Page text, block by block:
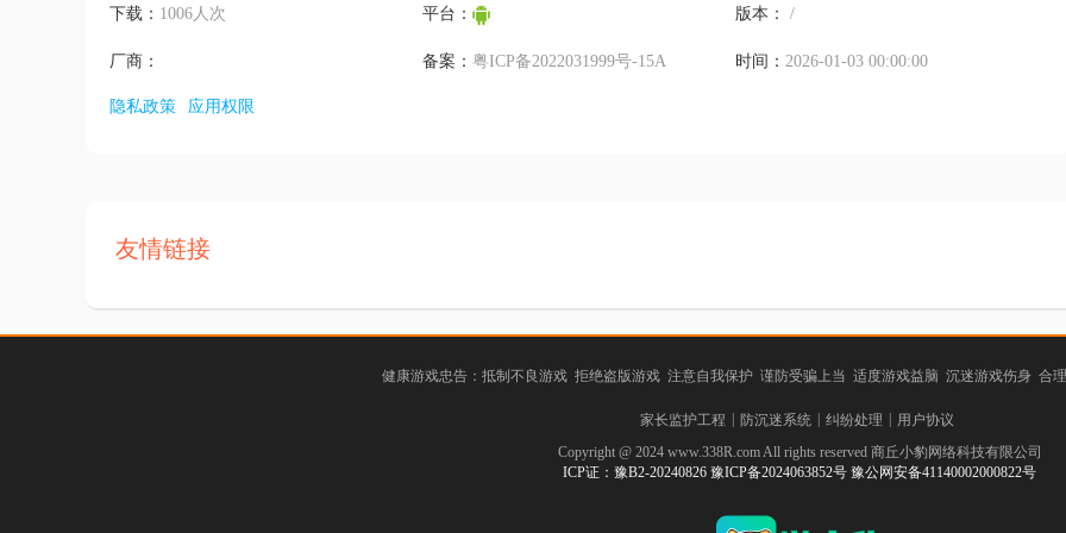
下载： 1006人次 平台： 版本： /
厂商： 备案：粤ICP备2022031999号-15A 时间：2026-01-03 00:00:00
隐私政策 应用权限
友情链接
健康游戏忠告：抵制不良游戏 拒绝盗版游戏 注意自我保护 谨防受骗上当 适度游戏益脑 沉迷游戏伤身 合
家长监护工程 防沉迷系统 纠纷处理
用户协议
Copyright @ 2024 www.338R.com All rights reserved 商丘小豹网络科技有限公司
ICP证：豫B2-20240826 豫ICP备2024063852号 豫公网安备41140002000822号